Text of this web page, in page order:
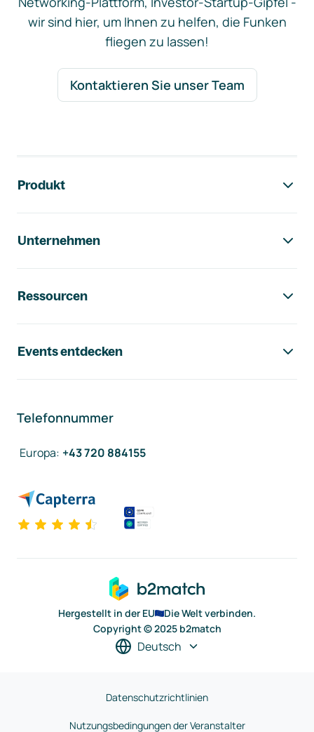
wir sind hier, um Ihnen zu helfen, die Funken
fliegen zu lassen!
Kontaktieren Sie unser Team
Produkt
Unternehmen
Ressourcen
Events entdecken
Telefonnummer
Europa: +43 720 884155
Hergestellt in der EU
Die Welt verbinden.
Copyright © 2025 b2match
Deutsch
Datenschutzrichtlinien
Nutzungsbedingungen der Veranstalter